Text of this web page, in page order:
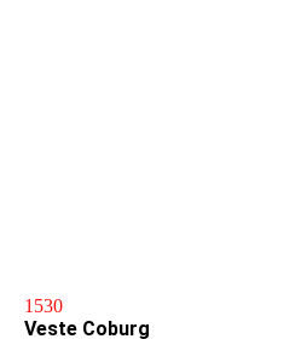
1530
Veste Coburg